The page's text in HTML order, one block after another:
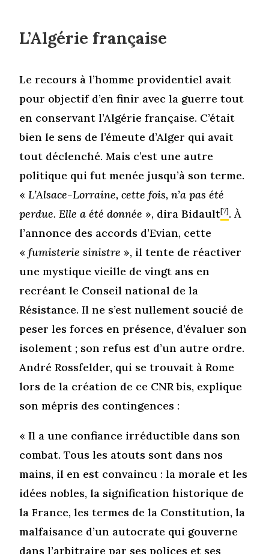
L’Algérie française
Le recours à l’homme providentiel avait
pour objectif d’en finir avec la guerre tout
en conservant l’Algérie française. C’était
bien le sens de l’émeute d’Alger qui avait
tout déclenché. Mais c’est une autre
politique qui fut menée jusqu’à son terme.
«L’Alsace-Lorraine, cette fois, n’a pas été
perdue. Elle a été donnée », dira Bidault[7]. À
l’annonce des accords d’Evian, cette
«fumisterie sinistre », il tente de réactiver
une mystique vieille de vingt ans en
recréant le Conseil national de la
Résistance. Il ne s’est nullement soucié de
peser les forces en présence, d’évaluer son
isolement ; son refus est d’un autre ordre.
André Rossfelder, qui se trouvait à Rome
lors de la création de ce CNR bis, explique
son mépris des contingences :
« Il a une confiance irréductible dans son
combat. Tous les atouts sont dans nos
mains, il en est convaincu : la morale et les
idées nobles, la signification historique de
la France, les termes de la Constitution, la
malfaisance d’un autocrate qui gouverne
dans l’arbitraire par ses polices et ses